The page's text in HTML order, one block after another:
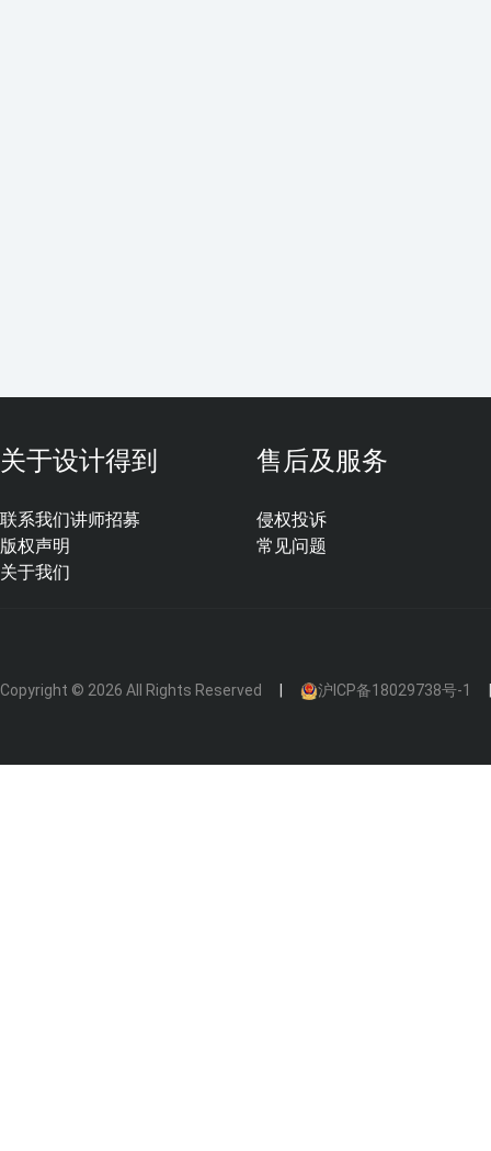
关于设计得到
联系我们
版权声明
关于我们
讲师招募
售后及服务
侵权投诉
常见问题
Copyright © 2026 All Rights Reserved 沪ICP备18029738号-1